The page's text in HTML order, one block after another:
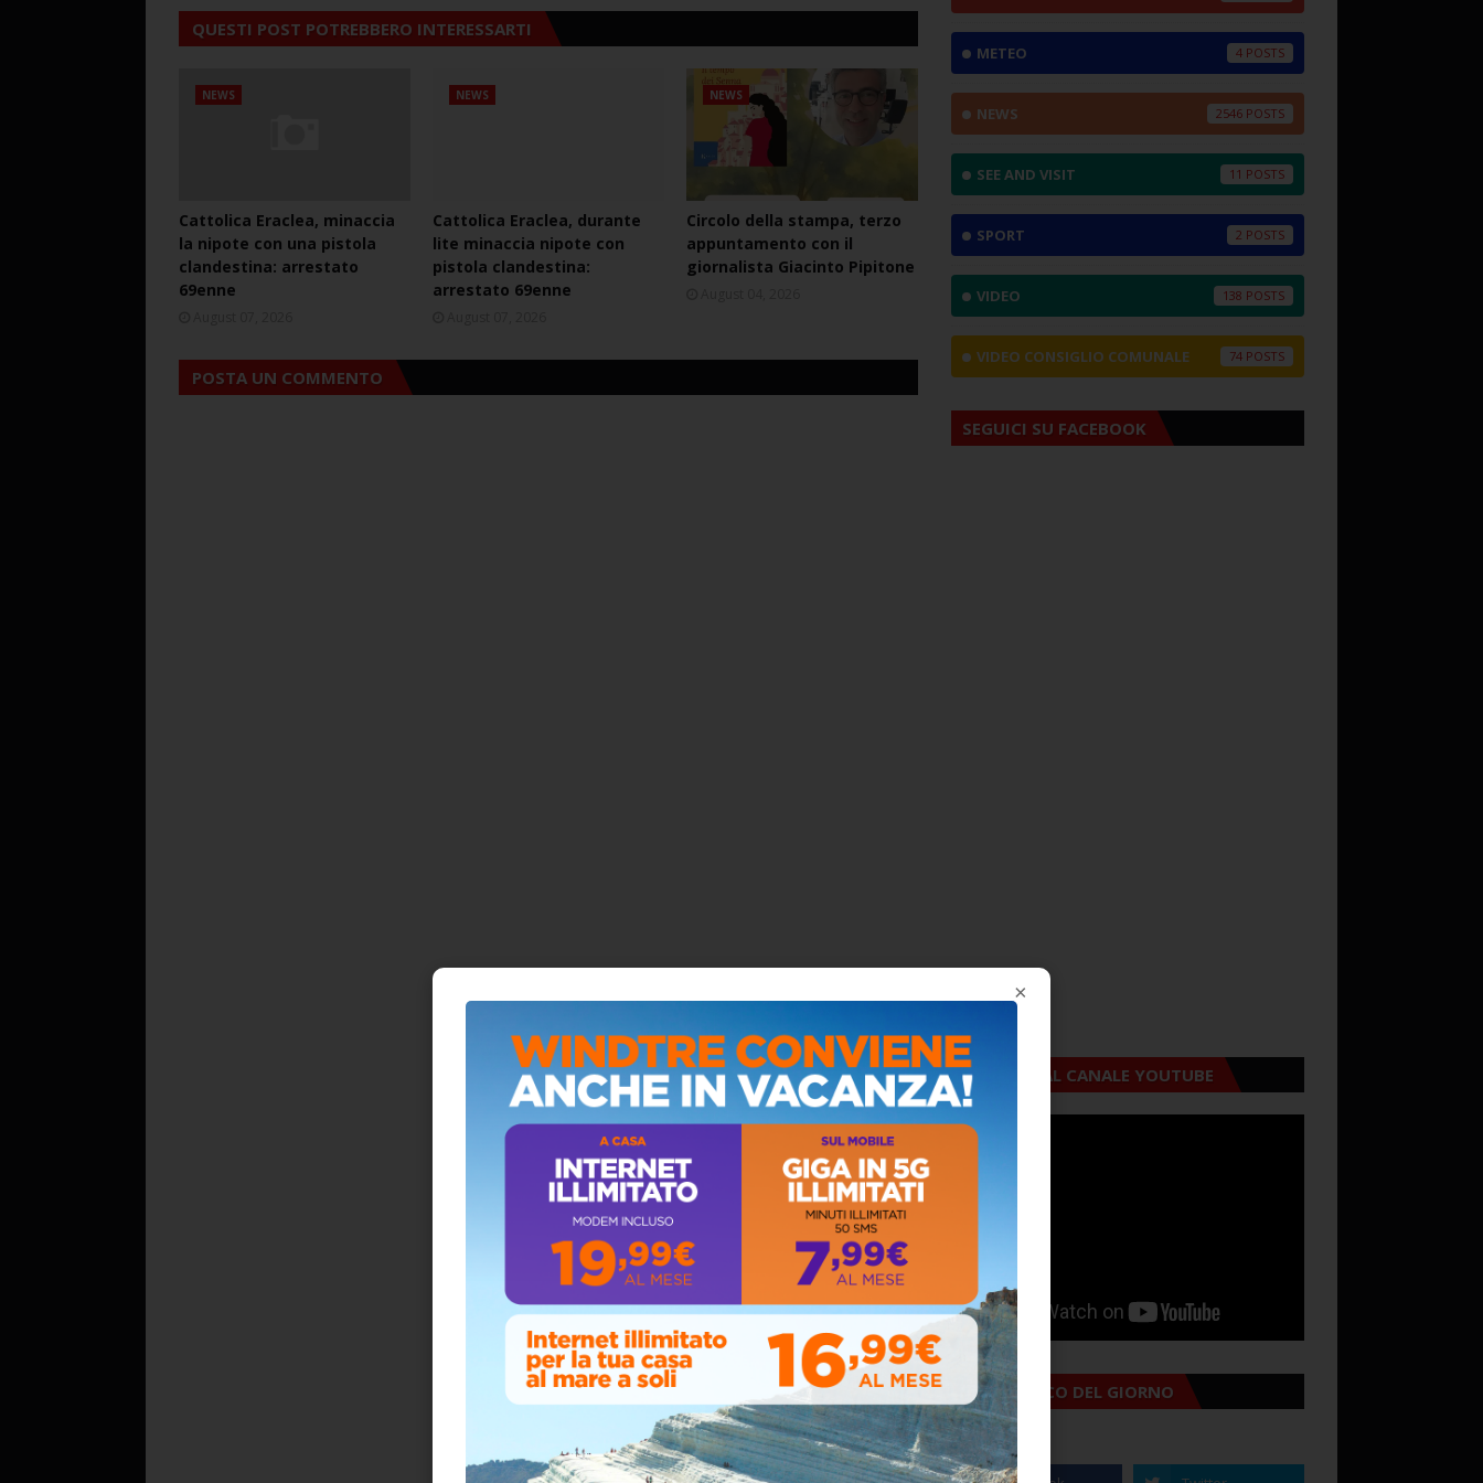
QUESTI POST POTREBBERO INTERESSARTI
NEWS
Cattolica Eraclea, minaccia
la nipote con una pistola
clandestina: arrestato
69enne
NEWS
Cattolica Eraclea, durante
lite minaccia nipote con
pistola clandestina:
arrestato 69enne
NEWS
Circolo della stampa, terzo
appuntamento con il
giornalista Giacinto Pipitone
POSTA UN COMMENTO
×
METEO 4
NEWS 2546
SEE AND VISIT 11
SPORT 2
VIDEO 138
VIDEO CONSIGLIO COMUNALE 74
SEGUICI SU FACEBOOK
ISCRIVITI AL CANALE YOUTUBE
ALMANACCO DEL GIORNO